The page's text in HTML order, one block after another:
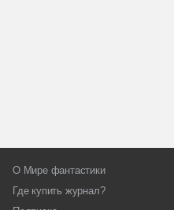
О Мире фантастики
Где купить журнал?